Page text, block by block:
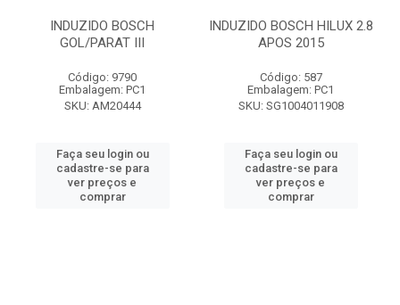
INDUZIDO BOSCH
GOL/PARAT III
Código: 9790
Embalagem: PC1
SKU: AM20444
Faça seu login ou
cadastre-se para
ver preços e
comprar
INDUZIDO BOSCH HILUX 2.8
APOS 2015
Código: 587
Embalagem: PC1
SKU: SG1004011908
Faça seu login ou
cadastre-se para
ver preços e
comprar